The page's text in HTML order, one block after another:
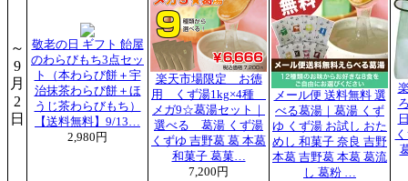
～
9
月
2
日
敬老の日 ギフト 飴屋
のわらびもち3点セッ
ト（本わらび餅＋宇
治抹茶わらび餅＋ほ
うじ茶わらびもち）
【送料無料】9/13…
2,980円
楽天市場限定 お徳
用 くず湯1kg×4種
メガ9☆葛湯セット｜
選べる 葛湯 くず湯
くずゆ 吉野葛 葛 本葛
和菓子 葛菓…
7,200円
メール便 送料無料 選
べる葛湯｜葛湯 くず
ゆ くず湯 お試し おた
めし 和菓子 奈良 吉野
本葛 吉野葛 本葛 葛流
し 葛粉 …